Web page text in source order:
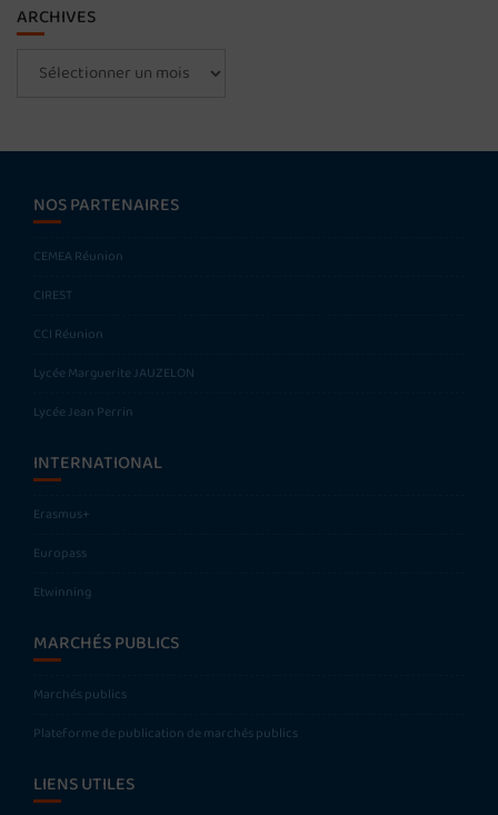
ARCHIVES
NOS PARTENAIRES
CEMEA Réunion
CIREST
CCI Réunion
Lycée Marguerite JAUZELON
Lycée Jean Perrin
INTERNATIONAL
Erasmus+
Europass
Etwinning
MARCHÉS PUBLICS
Marchés publics
Plateforme de publication de marchés publics
LIENS UTILES